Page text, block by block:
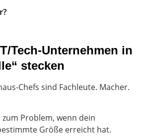
Tech-Unternehmen in
stecken
Chefs sind Fachleute. Macher.
Problem, wenn dein
Größe erreicht hat.